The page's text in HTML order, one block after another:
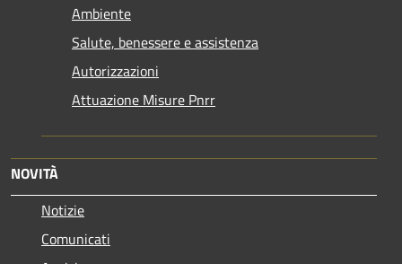
Ambiente
Salute, benessere e assistenza
Autorizzazioni
Attuazione Misure Pnrr
NOVITÀ
Notizie
Comunicati